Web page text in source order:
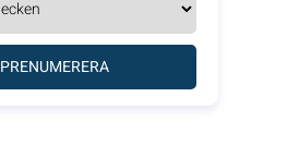
PRENUMERERA